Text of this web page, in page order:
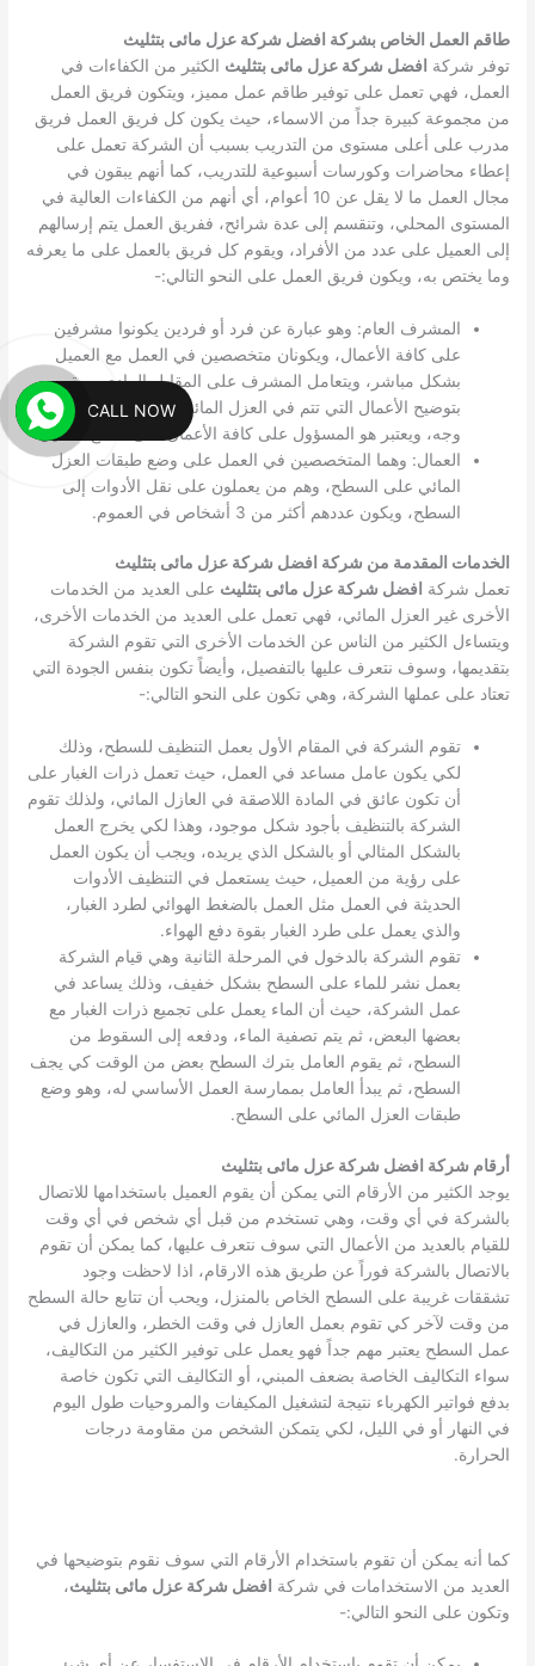
طاقم العمل الخاص بشركة افضل شركة عزل مائى بتثليث
توفر شركة افضل شركة عزل مائى بتثليث الكثير من الكفاءات في
العمل، فهي تعمل على توفير طاقم عمل مميز، ويتكون فريق العمل
من مجموعة كبيرة جداً من الاسماء، حيث يكون كل فريق العمل فريق
مدرب على أعلى مستوى من التدريب بسبب أن الشركة تعمل على
إعطاء محاضرات وكورسات أسبوعية للتدريب، كما أنهم يبقون في
مجال العمل ما لا يقل عن 10 أعوام، أي أنهم من الكفاءات العالية في
المستوى المحلي، وتنقسم إلى عدة شرائح، ففريق العمل يتم إرسالهم
إلى العميل على عدد من الأفراد، ويقوم كل فريق بالعمل على ما يعرفه
وما يختص به، ويكون فريق العمل على النحو التالي:-
المشرف العام: وهو عبارة عن فرد أو فردين يكونوا مشرفين
على كافة الأعمال، ويكونان متخصصين في العمل مع العميل
بشكل مباشر، ويتعامل المشرف على المقابل المادي، ويقوم
بتوضيح الأعمال التي تتم في العزل المائي للعميل على أكمل
وجه، ويعتبر هو المسؤول على كافة الأعمال على سطح العميل.
العمال: وهما المتخصصين في العمل على وضع طبقات العزل
المائي على السطح، وهم من يعملون على نقل الأدوات إلى
السطح، ويكون عددهم أكثر من 3 أشخاص في العموم.
الخدمات المقدمة من شركة افضل شركة عزل مائى بتثليث
تعمل شركة افضل شركة عزل مائى بتثليث على العديد من الخدمات
الأخرى غير العزل المائي، فهي تعمل على العديد من الخدمات الأخرى،
ويتساءل الكثير من الناس عن الخدمات الأخرى التي تقوم الشركة
بتقديمها، وسوف نتعرف عليها بالتفصيل، وأيضاً تكون بنفس الجودة التي
تعتاد على عملها الشركة، وهي تكون على النحو التالي:-
تقوم الشركة في المقام الأول بعمل التنظيف للسطح، وذلك
لكي يكون عامل مساعد في العمل، حيث تعمل ذرات الغبار على
أن تكون عائق في المادة اللاصقة في العازل المائي، ولذلك تقوم
الشركة بالتنظيف بأجود شكل موجود، وهذا لكي يخرج العمل
بالشكل المثالي أو بالشكل الذي يريده، ويجب أن يكون العمل
على رؤية من العميل، حيث يستعمل في التنظيف الأدوات
الحديثة في العمل مثل العمل بالضغط الهوائي لطرد الغبار،
والذي يعمل على طرد الغبار بقوة دفع الهواء.
تقوم الشركة بالدخول في المرحلة الثانية وهي قيام الشركة
بعمل نشر للماء على السطح بشكل خفيف، وذلك يساعد في
عمل الشركة، حيث أن الماء يعمل على تجميع ذرات الغبار مع
بعضها البعض، ثم يتم تصفية الماء، ودفعه إلى السقوط من
السطح، ثم يقوم العامل بترك السطح بعض من الوقت كي يجف
السطح، ثم يبدأ العامل بممارسة العمل الأساسي له، وهو وضع
طبقات العزل المائي على السطح.
أرقام شركة افضل شركة عزل مائى بتثليث
يوجد الكثير من الأرقام التي يمكن أن يقوم العميل باستخدامها للاتصال
بالشركة في أي وقت، وهي تستخدم من قبل أي شخص في أي وقت
للقيام بالعديد من الأعمال التي سوف نتعرف عليها، كما يمكن أن تقوم
بالاتصال بالشركة فوراً عن طريق هذه الارقام، اذا لاحظت وجود
تشققات غريبة على السطح الخاص بالمنزل، ويحب أن تتابع حالة السطح
من وقت لآخر كي تقوم بعمل العازل في وقت الخطر، والعازل في
عمل السطح يعتبر مهم جداً فهو يعمل على توفير الكثير من التكاليف،
سواء التكاليف الخاصة بضعف المبني، أو التكاليف التي تكون خاصة
بدفع فواتير الكهرباء نتيجة لتشغيل المكيفات والمروحيات طول اليوم
في النهار أو في الليل، لكي يتمكن الشخص من مقاومة درجات
الحرارة.
كما أنه يمكن أن تقوم باستخدام الأرقام التي سوف نقوم بتوضيحها في
العديد من الاستخدامات في شركة افضل شركة عزل مائى بتثليث،
وتكون على النحو التالي:-
CALL NOW